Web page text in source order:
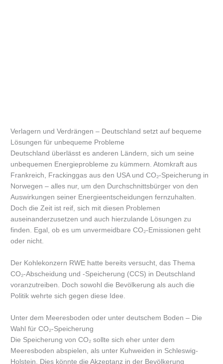
Verlagern und Verdrängen – Deutschland setzt auf bequeme
Lösungen für unbequeme Probleme
Deutschland überlässt es anderen Ländern, sich um seine
unbequemen Energieprobleme zu kümmern. Atomkraft aus
Frankreich, Frackinggas aus den USA und CO₂-Speicherung in
Norwegen – alles nur, um den Durchschnittsbürger von den
Auswirkungen seiner Energieentscheidungen fernzuhalten.
Doch die Zeit ist reif, sich mit diesen Problemen
auseinanderzusetzen und auch hierzulande Lösungen zu
finden. Egal, ob es um unvermeidbare CO₂-Emissionen geht
oder nicht.
Der Kohlekonzern RWE hatte bereits versucht, das Thema
CO₂-Abscheidung und -Speicherung (CCS) in Deutschland
voranzutreiben. Doch sowohl die Bevölkerung als auch die
Politik wehrte sich gegen diese Idee.
Unter dem Meeresboden oder unter deutschem Boden – Die
Wahl für CO₂-Speicherung
Die Speicherung von CO₂ sollte sich eher unter dem
Meeresboden abspielen, als unter Kuhweiden in Schleswig-
Holstein. Dies könnte die Akzeptanz in der Bevölkerung